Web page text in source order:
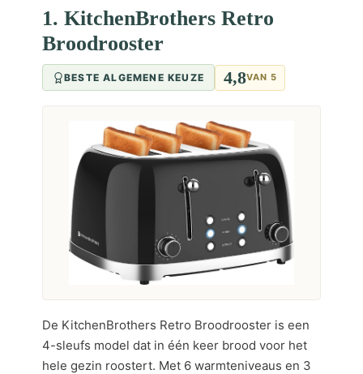
1. KitchenBrothers Retro
Broodrooster
BESTE ALGEMENE KEUZE 4,8VAN 5
De KitchenBrothers Retro Broodrooster is een
4-sleufs model dat in één keer brood voor het
hele gezin roostert. Met 6 warmteniveaus en 3